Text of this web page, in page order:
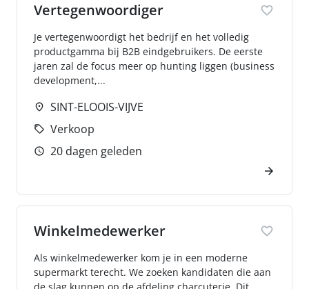
Vertegenwoordiger
Je vertegenwoordigt het bedrijf en het volledig
productgamma bij B2B eindgebruikers. De eerste
jaren zal de focus meer op hunting liggen (business
development,...
SINT-ELOOIS-VIJVE
Verkoop
20 dagen geleden
Winkelmedewerker
Als winkelmedewerker kom je in een moderne
supermarkt terecht. We zoeken kandidaten die aan